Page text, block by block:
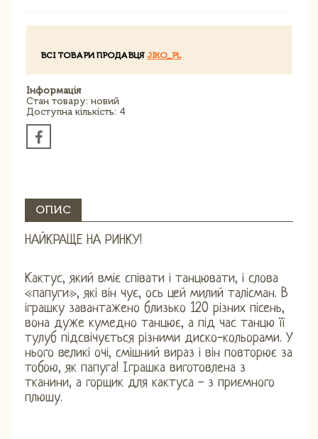
ВСІ ТОВАРИ ПРОДАВЦЯ JIKO_PL
Інформація
Стан товару: новий
Доступна кількість: 4
ОПИС
НАЙКРАЩЕ НА РИНКУ!
Кактус, який вміє співати і танцювати, і слова
«папуги», які він чує, ось цей милий талісман. В
іграшку завантажено близько 120 різних пісень,
вона дуже кумедно танцює, а під час танцю її
тулуб підсвічується різними диско-кольорами. У
нього великі очі, смішний вираз і він повторює за
тобою, як папуга! Іграшка виготовлена ​​з
тканини, а горщик для кактуса - з приємного
плюшу.